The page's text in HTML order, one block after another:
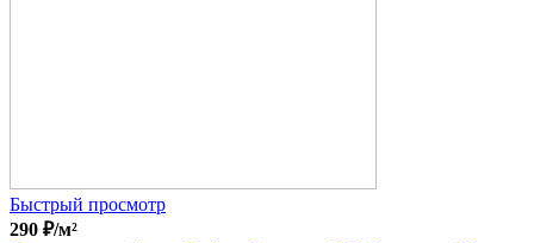
Быстрый просмотр
290 ₽/м²